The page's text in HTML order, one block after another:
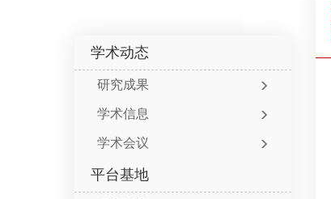
学术动态
研究成果
学术信息
学术会议
平台基地